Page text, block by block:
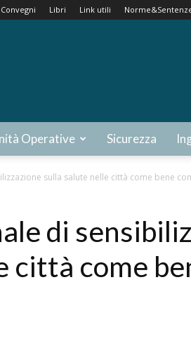
Convegni Libri Link utili
Operative Sicurezza
sulla salute nelle città come bene
di
città come